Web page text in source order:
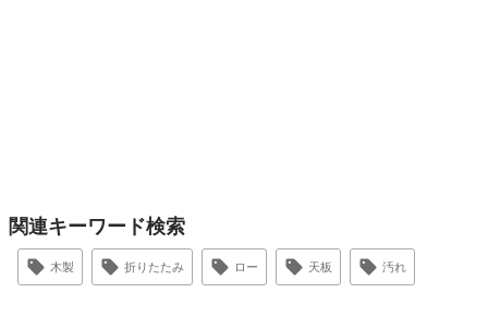
関連キーワード検索
木製 折りたたみ ロー 天板 汚れ